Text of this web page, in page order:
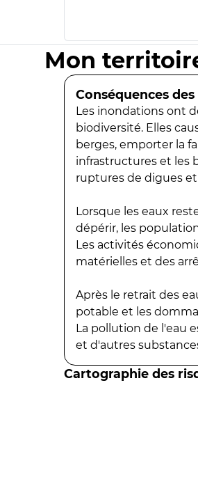
Mon
Conséquences
Les inondations ont
biodiversité. Elles
berges, emporter la
infrastructures et les
ruptures de digues et
Lorsque les eaux
dépérir, les
Les activités
matérielles et des
Après le retrait des
potable et les
La pollution de l'eau
et d'autres
Cartographie des